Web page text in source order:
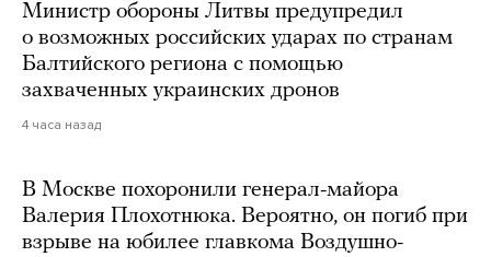
Министр обороны Литвы предупредил
о возможных российских ударах по странам
Балтийского региона с помощью
захваченных украинских дронов
4 часа назад
В Москве похоронили генерал-майора
Валерия Плохотнюка. Вероятно, он погиб при
взрыве на юбилее главкома Воздушно-